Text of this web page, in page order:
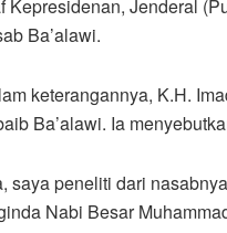
Kepresidenan, Jenderal
Ba’alawi.
keterangannya, K.H.
Ba’alawi. Ia
saya peneliti dari
Nabi Besar